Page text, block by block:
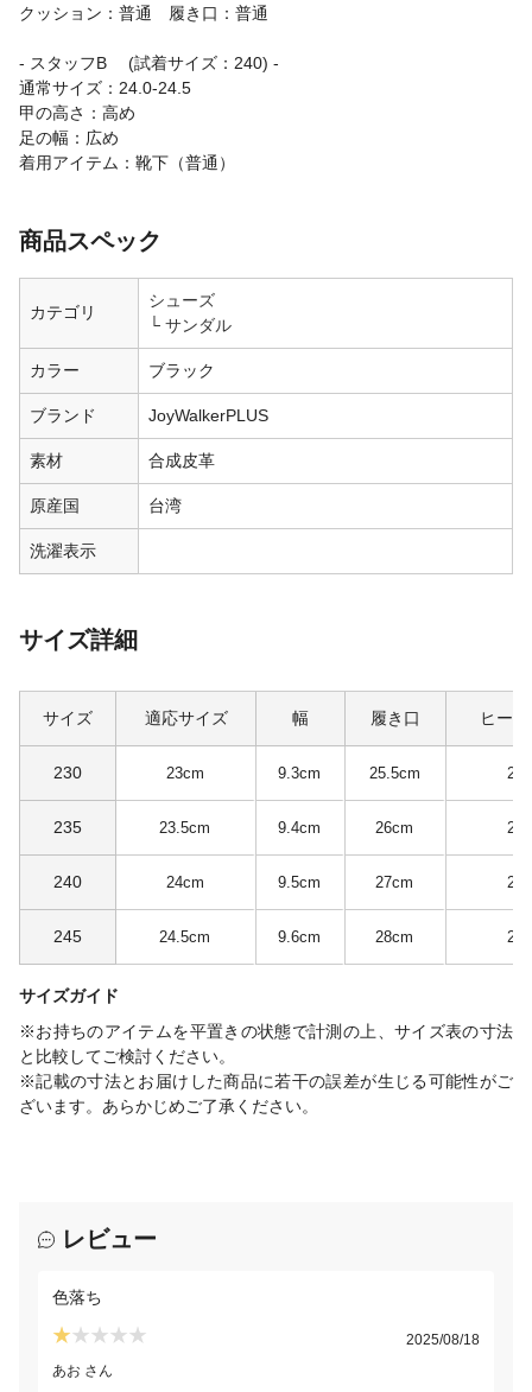
クッション：普通 履き口：普通
- スタッフB (試着サイズ：240) -
通常サイズ：24.0-24.5
甲の高さ：高め
足の幅：広め
着用アイテム：靴下（普通）
商品スペック
カテゴリ
シューズ
サンダル
カラー ブラック
ブランド JoyWalkerPLUS
素材 合成皮革
原産国 台湾
洗濯表示
サイズ詳細
サイズ 適応サイズ 幅 履き口 ヒー
230 23cm 9.3cm 25.5cm
235 23.5cm 9.4cm 26cm
240 24cm 9.5cm 27cm
245 24.5cm 9.6cm 28cm
サイズガイド
※お持ちのアイテムを平置きの状態で計測の上、サイズ表の寸法
と比較してご検討ください。
※記載の寸法とお届けした商品に若干の誤差が生じる可能性がご
ざいます。あらかじめご了承ください。
レビュー
色落ち
2025/08/18
あお さん